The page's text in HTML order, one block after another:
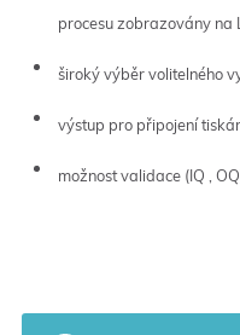
procesu zobrazovány na
široký výběr volitelného
výstup pro připojení
možnost validace (IQ ,